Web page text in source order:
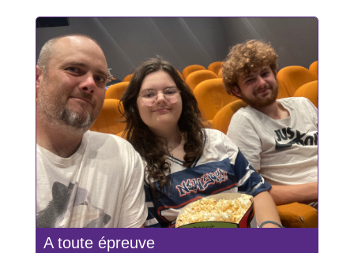
A toute épreuve